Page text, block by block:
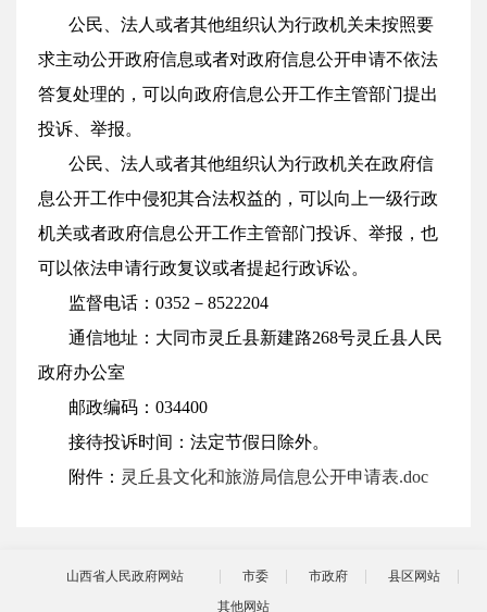
公民、法人或者其他组织认为行政机关未按照要
求主动公开政府信息或者对政府信息公开申请不依法
答复处理的，可以向政府信息公开工作主管部门提出
投诉、举报。
公民、法人或者其他组织认为行政机关在政府信
息公开工作中侵犯其合法权益的，可以向上一级行政
机关或者政府信息公开工作主管部门投诉、举报，也
可以依法申请行政复议或者提起行政诉讼。
监督电话：0352－8522204
通信地址：大同市灵丘县新建路268号灵丘县人民
政府办公室
邮政编码：034400
接待投诉时间：法定节假日除外。
附件： 灵丘县文化和旅游局信息公开申请表.doc
山西省人民政府网站 市委 市政府
县区网站
其他网站